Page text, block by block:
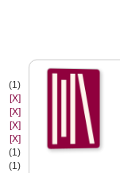
(1)
[X]
[X]
[X]
[X]
(1)
(1)